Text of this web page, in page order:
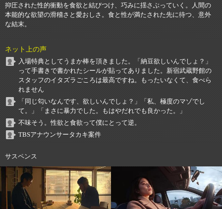
抑圧された性的衝動を食欲と結びつけ、巧みに揺さぶっていく。人間の
本能的な欲望の滑稽さと愛おしさ。食と性が満たされた先に待つ、意外
な結末。
ネット上の声
入場特典としてうまか棒を頂きました。「納豆欲しいんでしょ？」
って手書きで書かれたシールが貼ってありました。新宿武蔵野館の
スタッフのイタズラごころは最高ですね。もったいなくて、食べら
れません
「同じ匂いなんです、欲しいんでしょ？」「私、極度のマゾでし
て。」「まさに暴力でした。もはやだれでも良かった。」
不味そう。性欲と食欲って僕にとって逆。
TBSアナウンサータカキ案件
サスペンス